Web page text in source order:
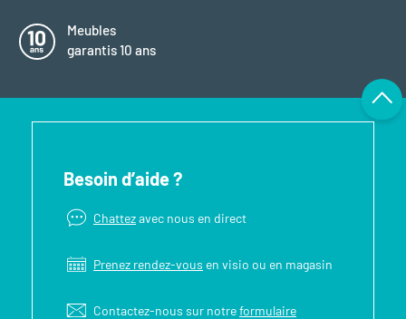
Meubles
garantis 10 ans
Besoin d’aide ?
Chattezavec nous en direct
Prenez rendez-vous en visio ou en magasin
Contactez-nous sur notreformulaire